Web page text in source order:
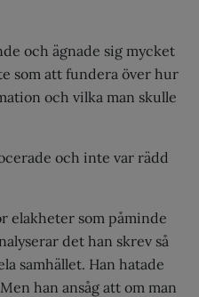
och ägnade sig mycket
som att fundera över hur
och vilka man skulle
och inte var rädd
elakheter som påminde
det han skrev så
samhället. Han hatade
han ansåg att om man